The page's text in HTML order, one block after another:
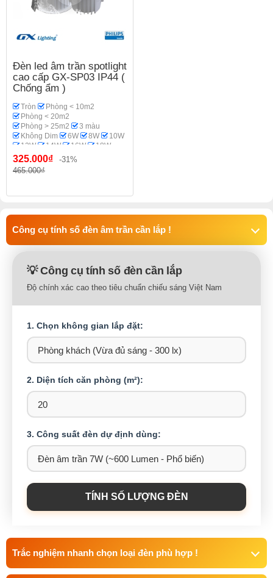
Đèn led âm trần spotlight
cao cấp GX-SP03 IP44 (
Chống ẩm )
Tròn
Phòng < 10m2
Phòng < 20m2
Phòng > 25m2
3 màu
Không Dim
6W 8W
10W
12W
14W 16W
18W
20W
Spotlight
Phi 95
GX Lighting
325.000₫
-31%
465.000₫
Công cụ tính số đèn âm trần cần lắp !
💡 Công cụ tính số đèn cần lắp
Độ chính xác cao theo tiêu chuẩn chiếu sáng Việt Nam
1. Chọn không gian lắp đặt:
2. Diện tích căn phòng (m²):
3. Công suất đèn dự định dùng:
TÍNH SỐ LƯỢNG ĐÈN
Trắc nghiệm nhanh chọn loại đèn phù hợp !